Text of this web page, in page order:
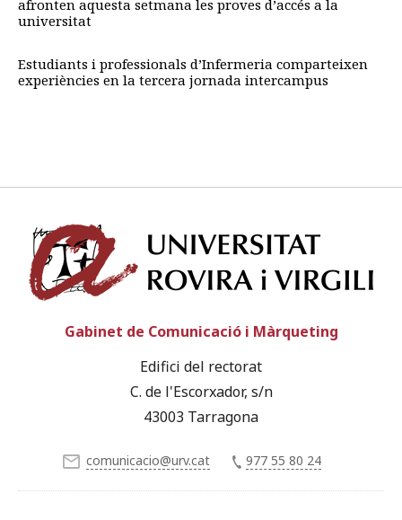
afronten aquesta setmana les proves d’accés a la
universitat
Estudiants i professionals d’Infermeria comparteixen
experiències en la tercera jornada intercampus
Gabinet de Comunicació i Màrqueting
Edifici del rectorat
C. de l'Escorxador, s/n
43003 Tarragona
comunicacio@urv.cat 977 55 80 24